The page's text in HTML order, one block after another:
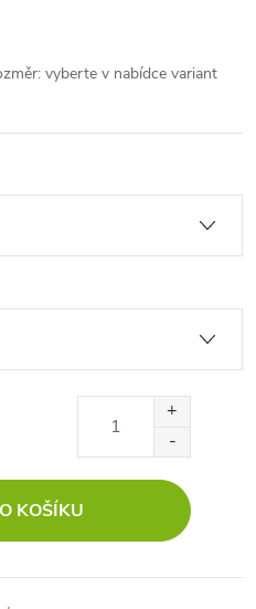
vyberte v nabídce variant
KOŠÍKU